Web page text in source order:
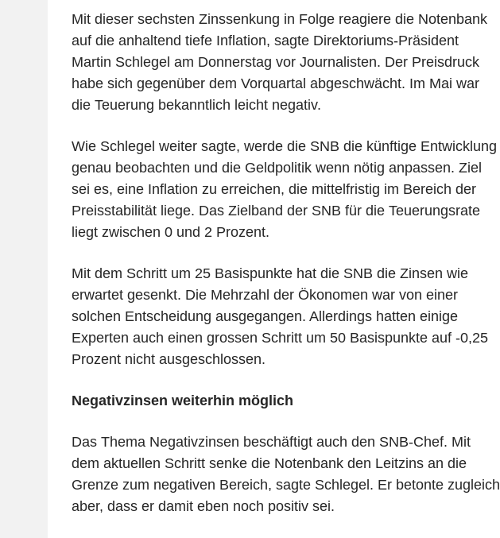
Mit dieser sechsten Zinssenkung in Folge reagiere die Notenbank
auf die anhaltend tiefe Inflation, sagte Direktoriums-Präsident
Martin Schlegel am Donnerstag vor Journalisten. Der Preisdruck
habe sich gegenüber dem Vorquartal abgeschwächt. Im Mai war
die Teuerung bekanntlich leicht negativ.
Wie Schlegel weiter sagte, werde die SNB die künftige Entwicklung
genau beobachten und die Geldpolitik wenn nötig anpassen. Ziel
sei es, eine Inflation zu erreichen, die mittelfristig im Bereich der
Preisstabilität liege. Das Zielband der SNB für die Teuerungsrate
liegt zwischen 0 und 2 Prozent.
Mit dem Schritt um 25 Basispunkte hat die SNB die Zinsen wie
erwartet gesenkt. Die Mehrzahl der Ökonomen war von einer
solchen Entscheidung ausgegangen. Allerdings hatten einige
Experten auch einen grossen Schritt um 50 Basispunkte auf -0,25
Prozent nicht ausgeschlossen.
Negativzinsen weiterhin möglich
Das Thema Negativzinsen beschäftigt auch den SNB-Chef. Mit
dem aktuellen Schritt senke die Notenbank den Leitzins an die
Grenze zum negativen Bereich, sagte Schlegel. Er betonte zugleich
aber, dass er damit eben noch positiv sei.